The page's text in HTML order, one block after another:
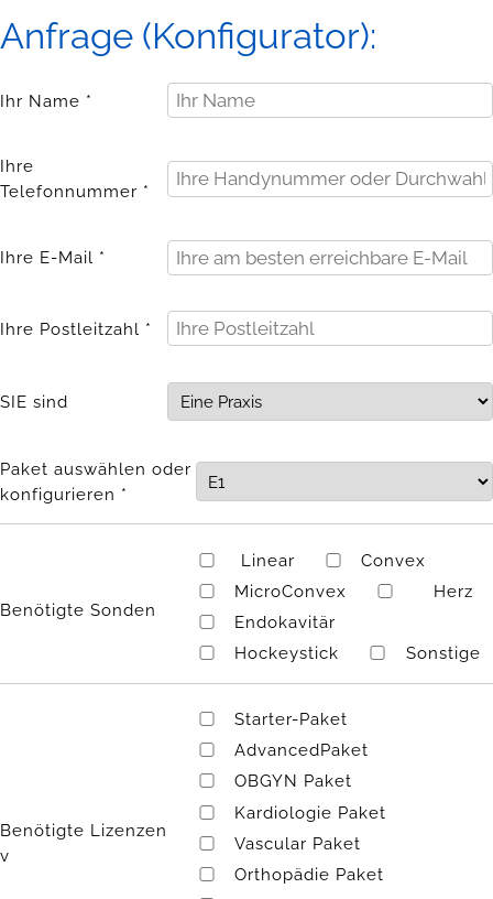
Anfrage (Konfigurator):
Ihr Name *
Ihre
Telefonnummer *
Ihre E-Mail *
Ihre Postleitzahl *
SIE sind
Paket auswählen oder
konfigurieren *
Benötigte Sonden
Linear
Convex
MicroConvex
Herz
Endokavitär
Hockeystick
Sonstige
Benötigte Lizenzen
v
Starter-Paket
AdvancedPaket
OBGYN Paket
Kardiologie Paket
Vascular Paket
Orthopädie Paket